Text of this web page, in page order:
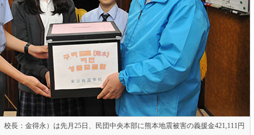
長：金得永）は先月25日、民団中央本部に熊本地震被害の義援金421,111円